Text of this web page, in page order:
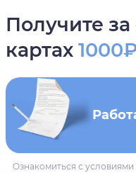
Получите
картах
Ознакомиться с